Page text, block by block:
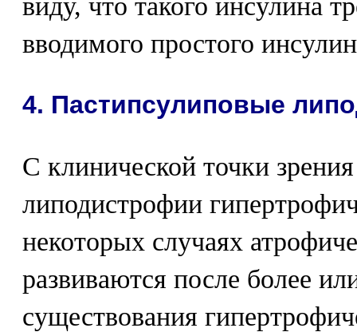
виду, что такого инсулина
вводимого простого
4. Пастипсулиповые
С клинической точки
липодистрофии
некоторых случаях
развиваются после более
существования